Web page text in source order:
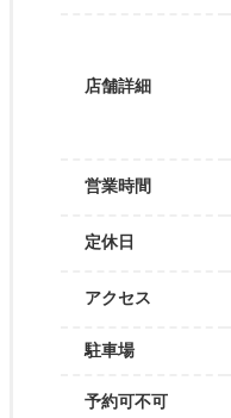
店舗詳細
営業時間
定休日
アクセス
駐車場
予約可不可